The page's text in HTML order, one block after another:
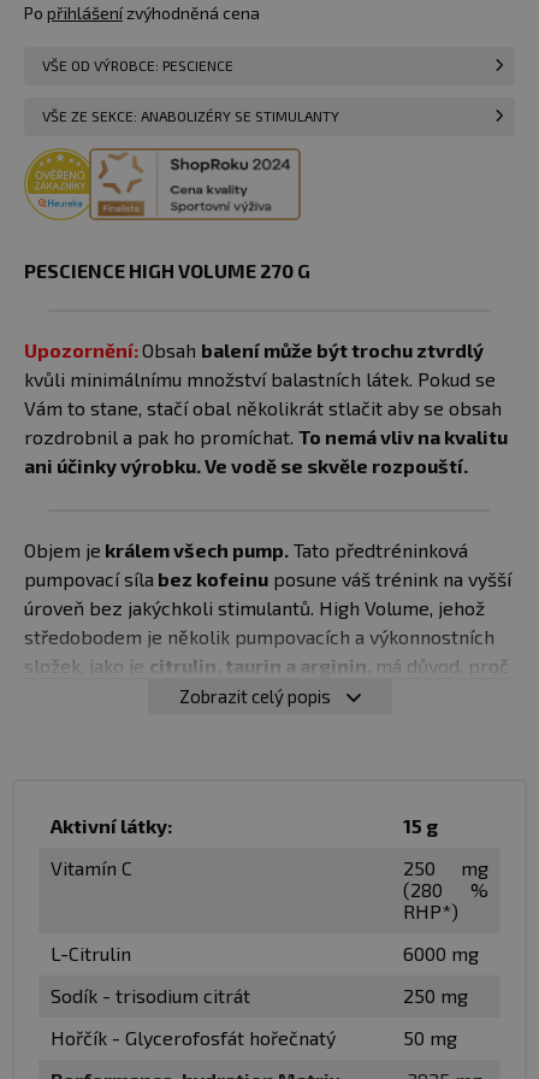
Po přihlášenízvýhodněná cena
VŠE OD VÝROBCE: PESCIENCE
VŠE ZE SEKCE: ANABOLIZÉRY SE STIMULANTY
PESCIENCE HIGH VOLUME 270 G​
Upozornění:Obsah balení může být trochu ztvrdlý
kvůli minimálnímu množství balastních látek. Pokud se
Vám to stane, stačí obal několikrát stlačit aby se obsah
rozdrobnil a pak ho promíchat. To nemá vliv na kvalitu
ani účinky výrobku. Ve vodě se skvěle rozpouští.
Objem je králem všech pump. Tato předtréninková
pumpovací síla bez kofeinu posune váš trénink na vyšší
úroveň bez jakýchkoli stimulantů. High Volume, jehož
středobodem je několik pumpovacích a výkonnostních
složek, jako je citrulin, taurin a arginin, má důvod, proč
obstál ve zkoušce časem. Používejte ho s kombinaci s
✅ NO přípravek s pořádnou dávkou citrulinu
✅ bez kofeinu
L-citrullin,který je jednou z nejlepších přísad NO na
trhu v produktech ke zvýšení objemu, ale je stále
malátem . Bez důvodu! L-malát nemá žádnou schopnost
zvyšovat NO. „High Volume“, odpovídají obsahu citrulinu
Zobrazit celý popis
Aktivní látky:
15 g
Vitamín C
250 mg
(280 %
RHP*)
L-Citrulin
6000 mg
Sodík - trisodium citrát
250 mg
Hořčík - Glycerofosfát hořečnatý
50 mg